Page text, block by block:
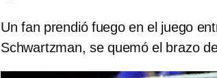
Un fan prendió fuego en el juego
Schwartzman, se quemó el brazo